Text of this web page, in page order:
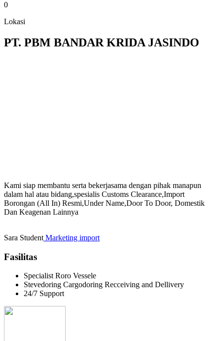
0
Lokasi
PT. PBM BANDAR KRIDA JASINDO
Kami siap membantu serta bekerjasama dengan pihak manapun
dalam hal atau bidang,spesialis Customs Clearance,Import
Borongan (All In) Resmi,Under Name,Door To Door, Domestik
Dan Keagenan Lainnya
Sara Student Marketing import
Fasilitas
Specialist Roro Vessele
Stevedoring Cargodoring Recceiving and Dellivery
24/7 Support